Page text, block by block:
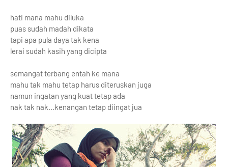
hati mana mahu diluka
puas sudah madah dikata
tapi apa pula daya tak kena
lerai sudah kasih yang dicipta
semangat terbang entah ke mana
mahu tak mahu tetap harus diteruskan juga
namun ingatan yang kuat tetap ada
nak tak nak...kenangan tetap diingat jua